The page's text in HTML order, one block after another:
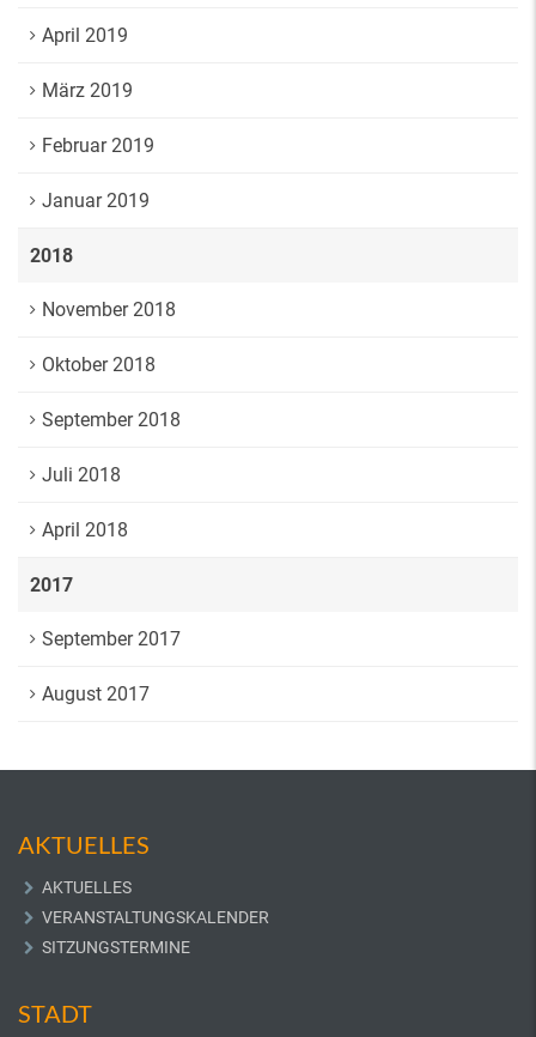
April 2019
März 2019
Februar 2019
Januar 2019
2018
November 2018
Oktober 2018
September 2018
Juli 2018
April 2018
2017
September 2017
August 2017
AKTUELLES
AKTUELLES
VERANSTALTUNGSKALENDER
SITZUNGSTERMINE
STADT